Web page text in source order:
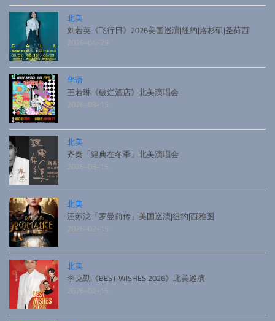
北美
刘若英《飞行日》2026美国巡演|纽约|洛杉矶|圣荷西
2026-04-29
华语
王若琳《破烂酒店》北美演唱会
2026-03-15
北美
齐秦「經典在冬季」北美演唱会
2026-03-15
北美
汪苏泷「罗曼前传」美国巡演|纽约|西雅图
2026-02-15
北美
李克勤《BEST WISHES 2026》北美巡演
2026-02-15